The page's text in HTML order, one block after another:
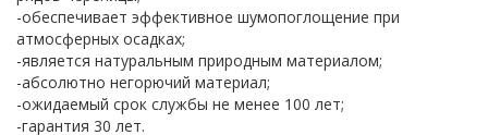
-обеспечивает эффективное шумопоглощение при
атмосферных осадках;
-является натуральным природным материалом;
-абсолютно негорючий материал;
-ожидаемый срок службы не менее 100 лет;
-гарантия 30 лет.